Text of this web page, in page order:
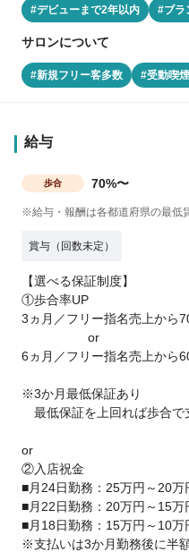
#デビューまで2年以内
#ブラ
サロンについて
#新規フリー客多数 #受動喫
給与
歩合 70%〜
※給与・報酬は各都道府県の最低
賞与（回数未定）
【選べる保証制度】
①歩合率UP
3ヵ月／フリー指名売上から
or
6ヵ月／フリー指名売上から
※3か月最低保証あり
最低保証を上回れば歩合で
or
②入店祝金
■月24日勤務：25万円～20万
■月22日勤務：20万円～15万
■月18日勤務：15万円～10万
※支払いは3か月勤務後に半